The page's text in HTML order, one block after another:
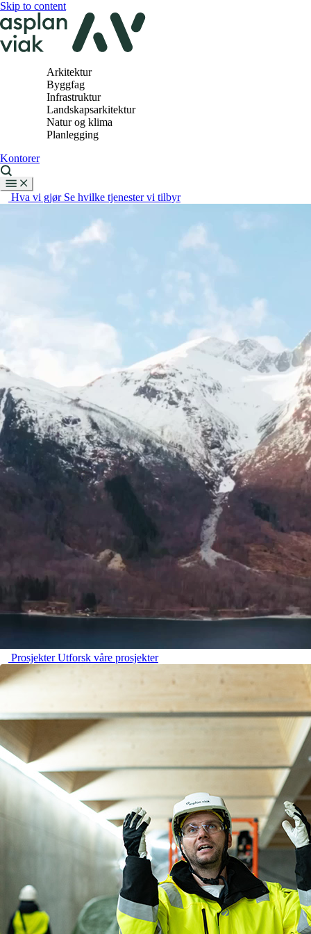
Skip to content
Arkitektur
Byggfag
Infrastruktur
Landskapsarkitektur
Natur og klima
Planlegging
Kontorer
Hva vi gjør Se hvilke tjenester vi tilbyr
ProsjekterUtforsk våre prosjekter